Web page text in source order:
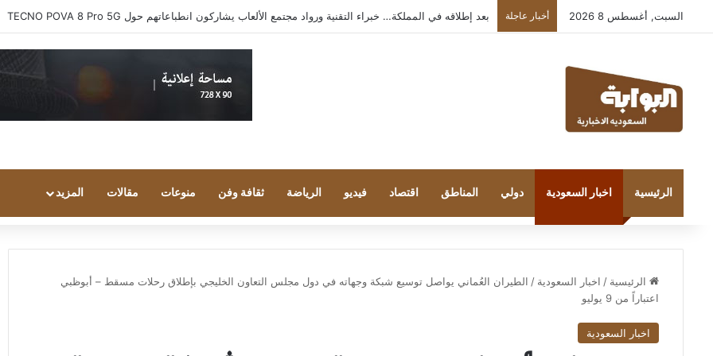
السبت, أغسطس 8 2026 أخبار عاجلة بعد إطلاقه في المملكة… خبراء التقنية ورواد مجتمع الألعاب يشاركون انطباعاتهم حول TECNO POVA 8 Pro 5G
الرئيسية اخبار السعودية دولي المناطق اقتصاد فيديو الرياضة ثقافة وفن منوعات مقالات المزيد
الرئيسية / اخبار السعودية / الطيران العُماني يواصل توسيع شبكة وجهاته في دول مجلس التعاون الخليجي بإطلاق رحلات مسقط – أبوظبي
اعتباراً من 9 يوليو
اخبار السعودية